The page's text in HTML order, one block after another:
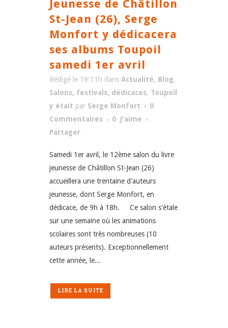
Jeunesse de Châtillon
St-Jean (26), Serge
Monfort y dédicacera
ses albums Toupoil
samedi 1er avril
Rédigé le 19:11h dans Actualité, Blog,
Salons, festivals, dédicaces, Toupoil
y était par Serge Monfort
0
Commentaires
0 J'aime
Partager
Samedi 1er avril, le 12ème salon du livre
jeunesse de Châtillon St-Jean (26)
accueillera une trentaine d'auteurs
jeunesse, dont Serge Monfort, en
dédicace, de 9h à 18h. Ce salon s'étale
sur une semaine où les animations
scolaires sont très nombreuses (10
auteurs présents). Exceptionnellement
cette année, le...
LIRE LA SUITE